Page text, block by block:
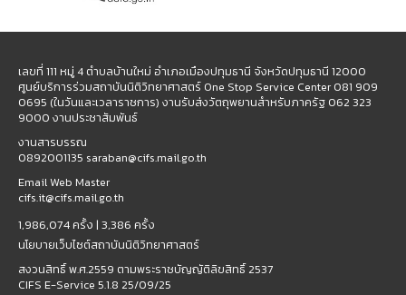
เลขที่ 111 หมู่ 4 ตำบลบ้านใหม่ อำเภอเมืองปทุมธานี จังหวัดปทุมธานี 12000
ศูนย์บริการร่วมสถาบันนิติวิทยาศาสตร์ One Stop Service Center 081 909
0695 (ในวันและเวลาราชการ) งานรับส่งวัตถุพยานสำหรับภาครัฐ 062 323
9000 งานประชาสัมพันธ์
งานสารบรรณ
0892001135 saraban@cifs.mail.go.th
Email Web Master
cifs.it@cifs.mail.go.th
1,986,074 ครั้ง | 3,386 ครั้ง
นโยบายเว็บไซต์สถาบันนิติวิทยาศาสตร์
สงวนสิทธิ์ พ.ศ.2559 ตามพระราชบัญญัติลิขสิทธิ์ 2537
CIFS E-Service 5.1.8 25/09/25